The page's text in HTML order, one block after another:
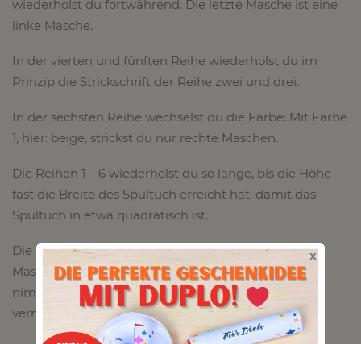
x
wiederholst du fortwährend. Die letzte Masche ist eine
linke Masche.
In der vierten und fünften Reihe wiederholst du im
Prinzip die Strickschrift der Reihe zwei und drei.
In der sechsten Reihe wechselst du die Farbe: Mit Farbe
1, hier: beige, strickst du nur rechte Maschen.
Die Reihen 1 – 6 wiederholst du so lange, bis die Höhe
fast die Breite des Spültuch erreicht hat, damit das
Spültuch in etwa quadratisch ist.
Die letzte „gestrickte“ Reihe ist eine Reihe rechte
Maschen in Farbe 1. In der darauffolgenden Reihe
nimmst du alle Maschen rechts ab. Alle Fäden
vernähen und